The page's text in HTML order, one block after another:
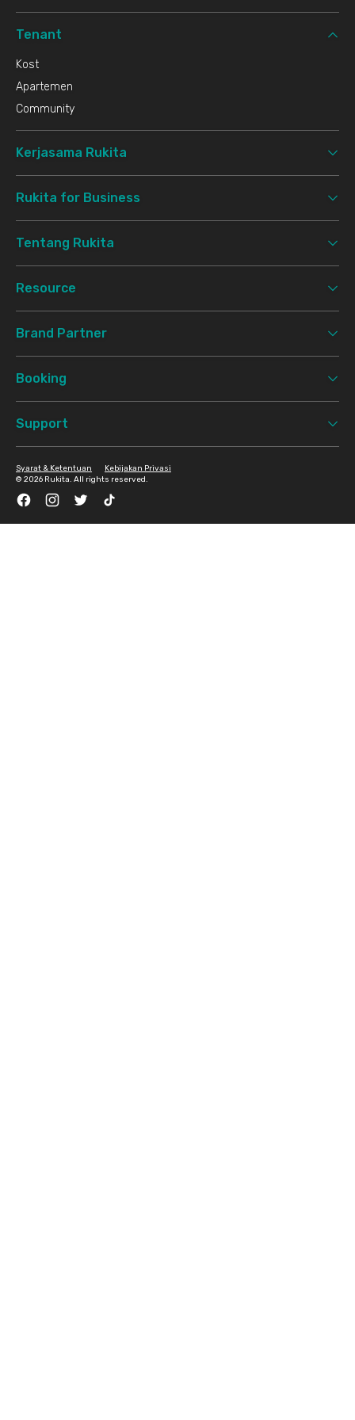
Tenant
Kost
Apartemen
Community
Kerjasama Rukita
Rukita for Business
Tentang Rukita
Resource
Brand Partner
Booking
Support
© 2026 Rukita. All rights reserved.
Syarat & Ketentuan Kebijakan Privasi
FacebookInstagramTwitter TikTok